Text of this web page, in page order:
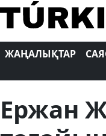
ЖАҢАЛЫҚТАР
Ержан